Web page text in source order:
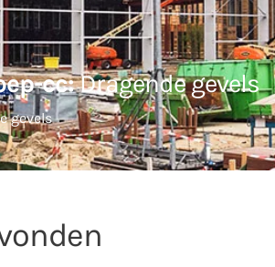
cc:Dragende gevels
gevels